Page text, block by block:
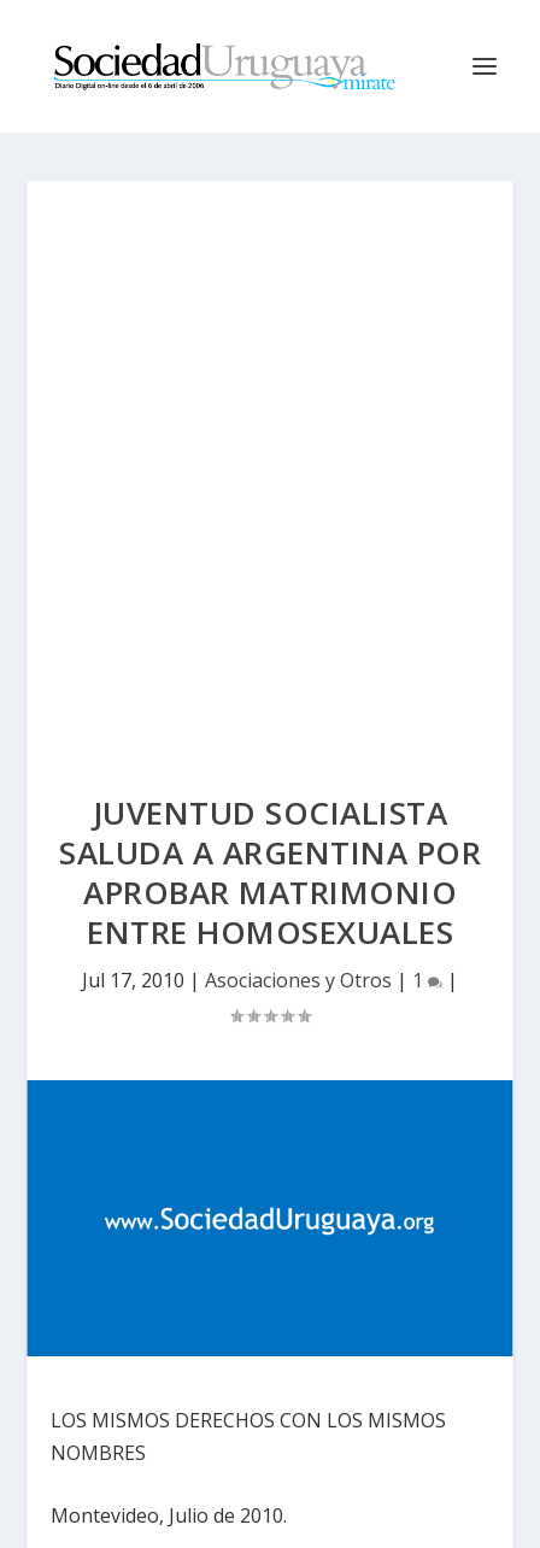
JUVENTUD SOCIALISTA
SALUDA A ARGENTINA POR
APROBAR MATRIMONIO
ENTRE HOMOSEXUALES
Jul 17, 2010 | Asociaciones y Otros | 1 |
LOS MISMOS DERECHOS CON LOS MISMOS
NOMBRES
Montevideo, Julio de 2010.